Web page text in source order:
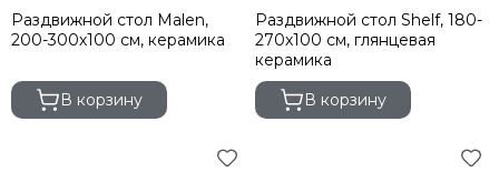
Раздвижной стол Malen,
200-300х100 см, керамика
В корзину
Раздвижной стол Shelf, 180-
270х100 см, глянцевая
керамика
В корзину